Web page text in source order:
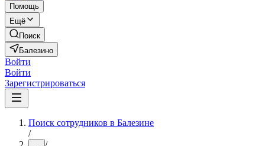
Помощь
Ещё
Поиск
Балезино
Войти
Войти
Зарегистрироваться
Поиск сотрудников в Балезине
/